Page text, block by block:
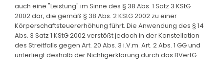
auch eine "Leistung" im Sinne des § 38 Abs. 1 Satz 3 KStG
2002 dar, die gemäß § 38 Abs. 2 KStG 2002 zu einer
Körperschaftsteuererhöhung führt. Die Anwendung des § 14
Abs. 3 Satz 1 KStG 2002 verstößt jedoch in der Konstellation
des Streitfalls gegen Art. 20 Abs. 3 i.V.m. Art. 2 Abs. 1 GG und
unterliegt deshalb der Nichtigerklärung durch das BVerfG.